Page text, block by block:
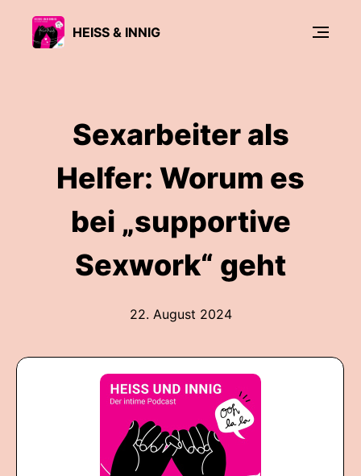
HEISS & INNIG
Sexarbeiter als
Helfer: Worum es
bei „supportive
Sexwork“ geht
22. August 2024